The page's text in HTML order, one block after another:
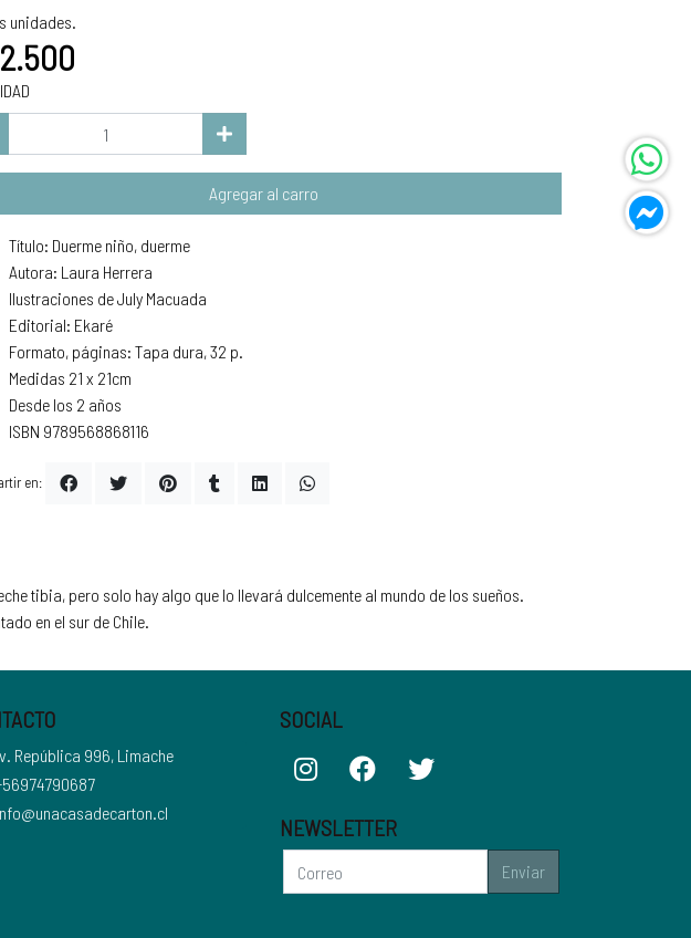
unidades.
Agregar al carro
Título: Duerme niño, duerme
Autora: Laura Herrera
Ilustraciones de July Macuada
Editorial: Ekaré
Formato, páginas: Tapa dura, 32 p.
Medidas 21 x 21cm
Desde los 2 años
ISBN 9789568868116
en:
tibia, pero solo hay algo que lo llevará dulcemente al mundo de los sueños.
en el sur de Chile.
República 996, Limache
SOCIAL
NEWSLETTER
Enviar